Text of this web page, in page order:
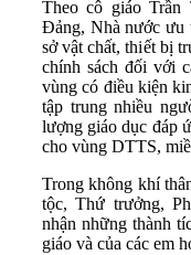
Theo cô giáo Trần
Đảng, Nhà nước ưu
sở vật chất, thiết bị
chính sách đối với
vùng có điều kiện
tập trung nhiều
lượng giáo dục đáp
cho vùng DTTS,
Trong không khí
tộc, Thứ trưởng,
nhận những thành
giáo và của các em